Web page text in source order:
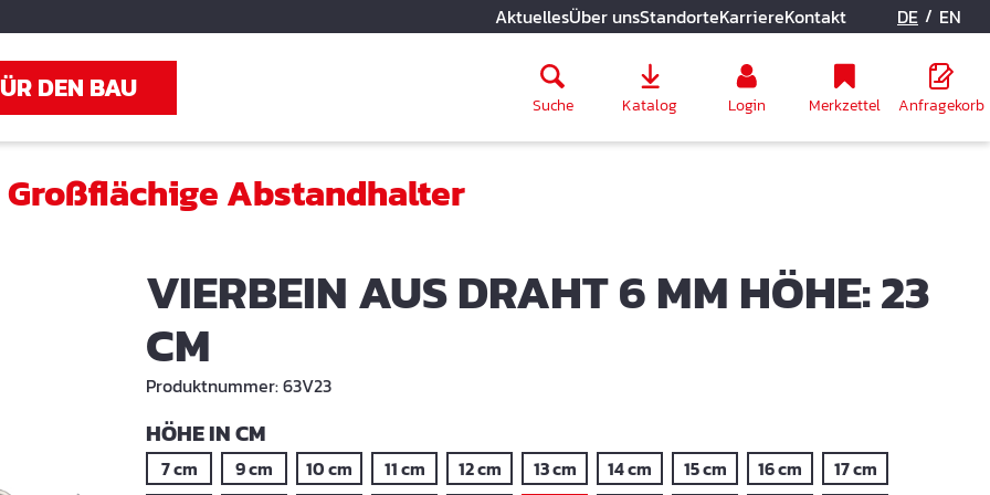
AktuellesÜber unsStandorteKarriereKontakt DE / EN
DEN BAU Suche Katalog Login Merkzettel Anfragekorb
Großflächige Abstandhalter
VIERBEIN AUS DRAHT 6 MM HÖHE: 23
CM
Produktnummer:63V23
HÖHE IN CMAUSWÄHLEN
7 cm 9 cm 10 cm 11 cm 12 cm 13 cm 14 cm 15 cm 16 cm
17 cm